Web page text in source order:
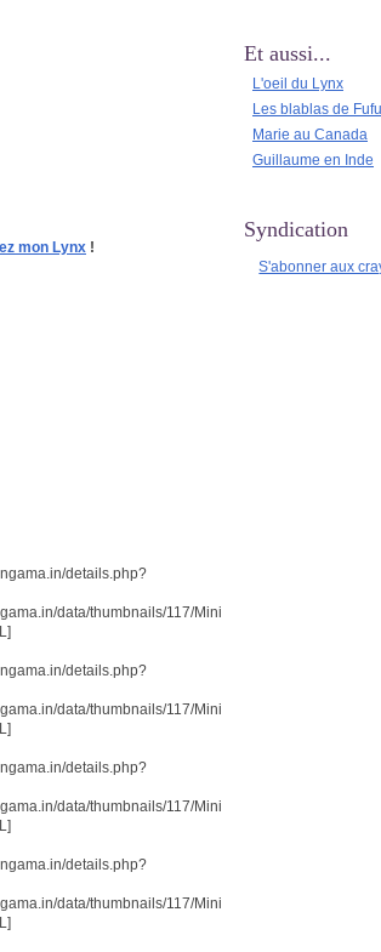
mon Lynx !
details.php?
data/thumbnails/117/Mini
details.php?
data/thumbnails/117/Mini
details.php?
data/thumbnails/117/Mini
details.php?
data/thumbnails/117/Mini
Et aussi...
L'oeil du Lynx
Les blablas de Fufu
Marie au Canada
Guillaume en Inde
Syndication
S'abonner aux